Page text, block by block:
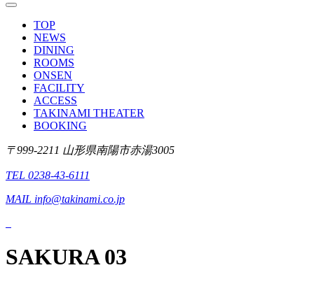
TOP
NEWS
DINING
ROOMS
ONSEN
FACILITY
ACCESS
TAKINAMI THEATER
BOOKING
〒999-2211 山形県南陽市赤湯3005
TEL 0238-43-6111
MAIL info@takinami.co.jp
SAKURA 03